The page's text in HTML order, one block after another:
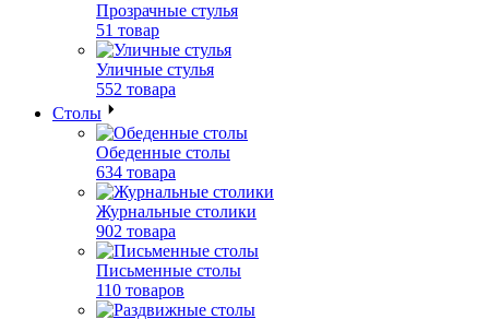
Прозрачные стулья
51 товар
Уличные стулья
552 товара
Столы
Обеденные столы
634 товара
Журнальные столики
902 товара
Письменные столы
110 товаров